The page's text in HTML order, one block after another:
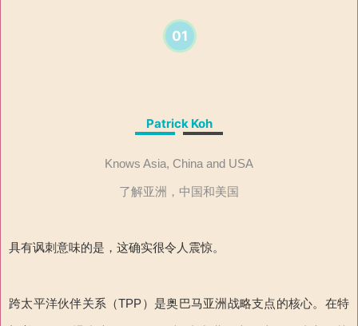
01
Patrick Koh
Knows Asia, China and USA
了解亚洲，中国和美国
具有讽刺意味的是，这确实很令人震惊。
跨太平洋伙伴关系（TPP）是奥巴马亚洲战略支点的核心。在特